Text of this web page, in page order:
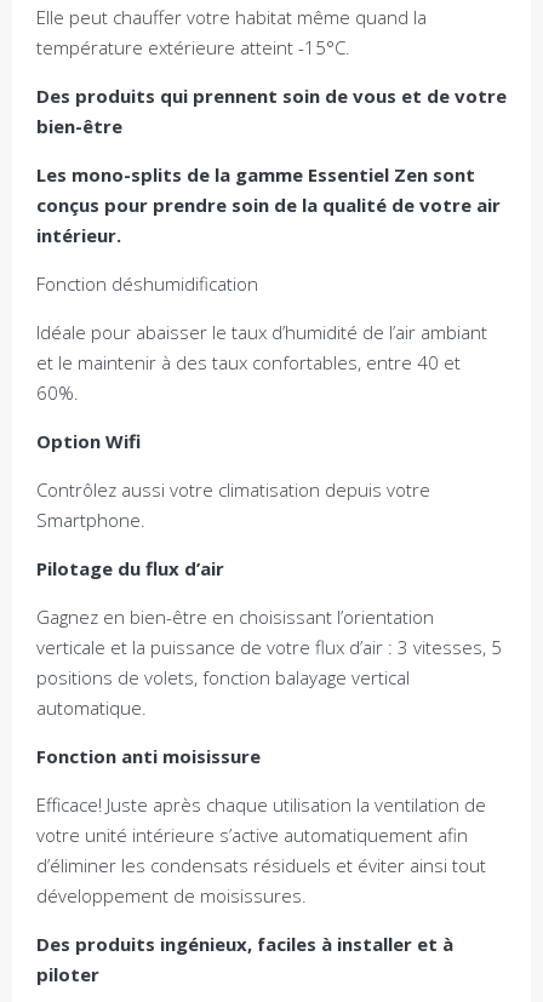
Elle peut chauffer votre habitat même quand la
température extérieure atteint -15°C.
Des produits qui prennent soin de vous et de votre
bien-être
Les mono-splits de la gamme Essentiel Zen sont
conçus pour prendre soin de la qualité de votre air
intérieur.
Fonction déshumidification
Idéale pour abaisser le taux d’humidité de l’air ambiant
et le maintenir à des taux confortables, entre 40 et
60%.
Option Wifi
Contrôlez aussi votre climatisation depuis votre
Smartphone.
Pilotage du flux d’air
Gagnez en bien-être en choisissant l’orientation
verticale et la puissance de votre flux d’air : 3 vitesses, 5
positions de volets, fonction balayage vertical
automatique.
Fonction anti moisissure
Efficace! Juste après chaque utilisation la ventilation de
votre unité intérieure s’active automatiquement afin
d’éliminer les condensats résiduels et éviter ainsi tout
développement de moisissures.
Des produits ingénieux, faciles à installer et à
piloter